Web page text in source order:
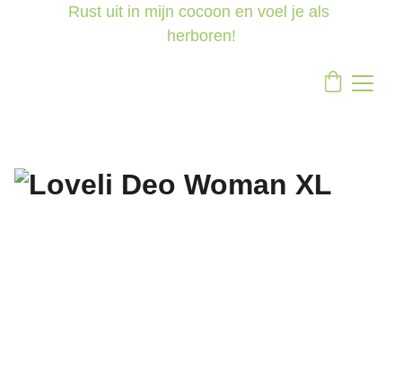
Rust uit in mijn cocoon en voel je als
herboren!